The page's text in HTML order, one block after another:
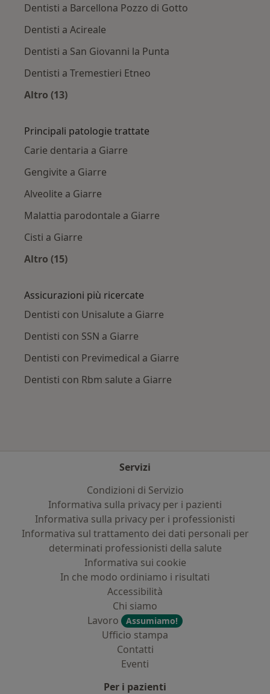
Dentisti a Barcellona Pozzo di Gotto
Dentisti a Acireale
Dentisti a San Giovanni la Punta
Dentisti a Tremestieri Etneo
Altro (13)
Principali patologie trattate
Carie dentaria a Giarre
Gengivite a Giarre
Alveolite a Giarre
Malattia parodontale a Giarre
Cisti a Giarre
Altro (15)
Assicurazioni più ricercate
Dentisti con Unisalute a Giarre
Dentisti con SSN a Giarre
Dentisti con Previmedical a Giarre
Dentisti con Rbm salute a Giarre
Servizi
Condizioni di Servizio
Informativa sulla privacy per i pazienti
Informativa sulla privacy per i professionisti
Informativa sul trattamento dei dati personali per
determinati professionisti della salute
Informativa sui cookie
In che modo ordiniamo i risultati
Accessibilità
Chi siamo
Lavoro
Assumiamo!
Ufficio stampa
Contatti
Eventi
Per i pazienti